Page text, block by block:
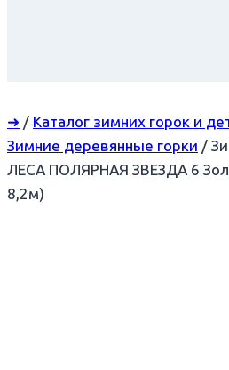
➜ / Каталог зимних горок и
Зимние деревянные горки /
ЛЕСА ПОЛЯРНАЯ ЗВЕЗДА 6
8,2м)